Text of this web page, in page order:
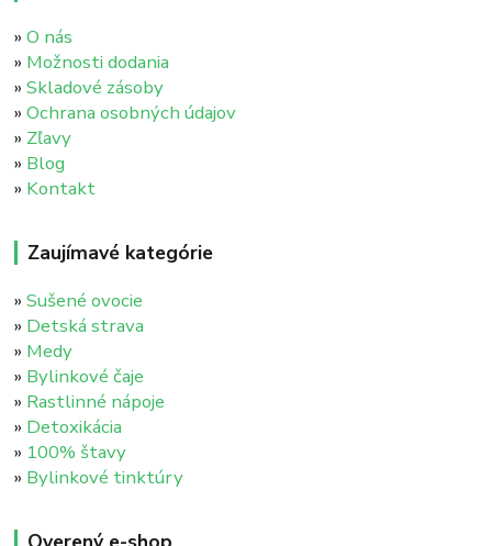
»O nás
» Možnosti dodania
»Skladové zásoby
»Ochrana osobných údajov
» Zľavy
» Blog
» Kontakt
Zaujímavé kategórie
»Sušené ovocie
» Detská strava
» Medy
» Bylinkové čaje
» Rastlinné nápoje
» Detoxikácia
» 100% štavy
» Bylinkové tinktúry